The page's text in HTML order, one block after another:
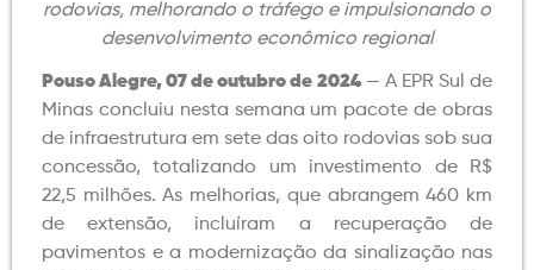
rodovias, melhorando o tráfego e impulsionando o
desenvolvimento econômico regional
Pouso Alegre, 07 de outubro de 2024— A EPR Sul de
Minas concluiu nesta semana um pacote de obras
de infraestrutura em sete das oito rodovias sob sua
concessão, totalizando um investimento de R$
22,5 milhões. As melhorias, que abrangem 460 km
de extensão, incluíram a recuperação de
pavimentos e a modernização da sinalização nas